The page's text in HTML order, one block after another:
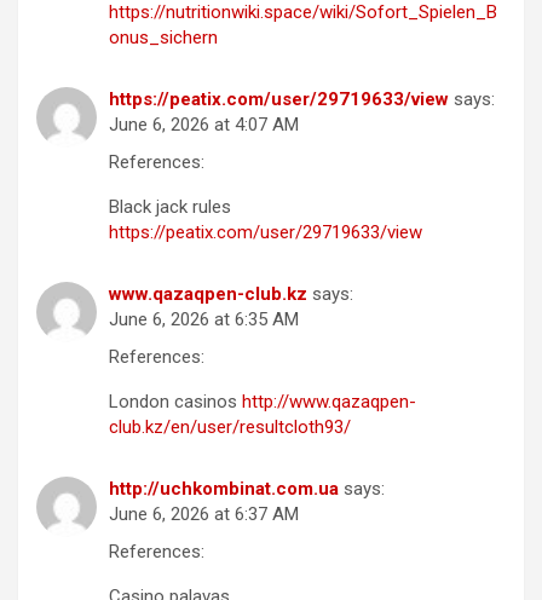
https://nutritionwiki.space/wiki/Sofort_Spielen_B
onus_sichern
https://peatix.com/user/29719633/view says:
June 6, 2026 at 4:07 AM
References:
Black jack rules
https://peatix.com/user/29719633/view
www.qazaqpen-club.kz says:
June 6, 2026 at 6:35 AM
References:
London casinos http://www.qazaqpen-
club.kz/en/user/resultcloth93/
http://uchkombinat.com.ua says:
June 6, 2026 at 6:37 AM
References: